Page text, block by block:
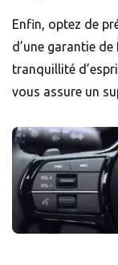
Enfin, optez de
d’une garantie
tranquillité
vous assure un